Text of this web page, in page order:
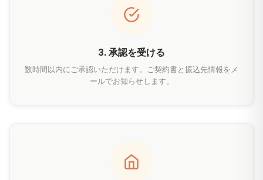
3. 承認を受ける
数時間以内にご承認いただけます。ご契約書と振込先情報をメ
ールでお知らせします。